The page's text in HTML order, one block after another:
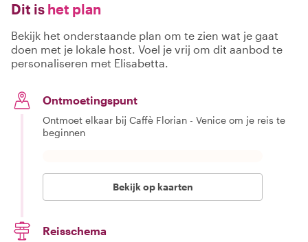
Dit is het plan
Bekijk het onderstaande plan om te zien wat je gaat
doen met je lokale host. Voel je vrij om dit aanbod te
personaliseren met Elisabetta.
Ontmoetingspunt
Ontmoet elkaar bij Caffè Florian - Venice om je reis te
beginnen
Bekijk op kaarten
Reisschema